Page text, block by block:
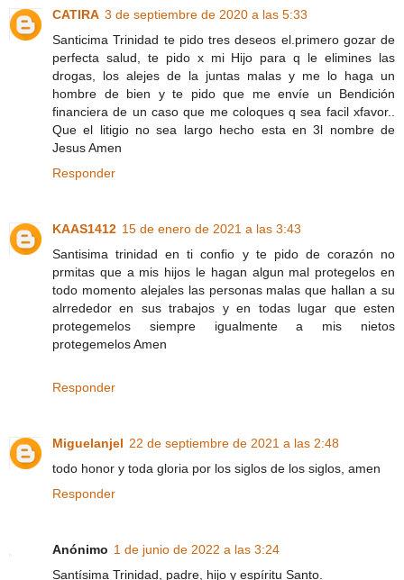
CATIRA 3 de septiembre de 2020 a las 5:33
Santicima Trinidad te pido tres deseos el.primero gozar de
perfecta salud, te pido x mi Hijo para q le elimines las
drogas, los alejes de la juntas malas y me lo haga un
hombre de bien y te pido que me envíe un Bendición
financiera de un caso que me coloques q sea facil xfavor..
Que el litigio no sea largo hecho esta en 3l nombre de
Jesus Amen
Responder
KAAS1412 15 de enero de 2021 a las 3:43
Santisima trinidad en ti confio y te pido de corazón no
prmitas que a mis hijos le hagan algun mal protegelos en
todo momento alejales las personas malas que hallan a su
alrrededor en sus trabajos y en todas lugar que esten
protegemelos siempre igualmente a mis nietos
protegemelos Amen
Responder
Miguelanjel 22 de septiembre de 2021 a las 2:48
todo honor y toda gloria por los siglos de los siglos, amen
Responder
Anónimo 1 de junio de 2022 a las 3:24
Santísima Trinidad, padre, hijo y espíritu Santo.